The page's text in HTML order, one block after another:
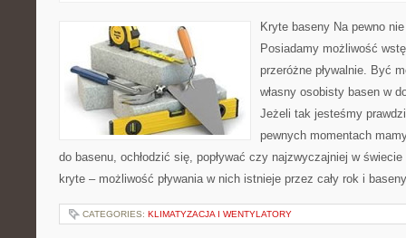
Kryte baseny Na pewno
Posiadamy możliwość
przeróżne pływalnie. Być
własny osobisty basen w
Jeżeli tak jesteśmy
pewnych momentach
do basenu, ochłodzić się, popływać czy najzwyczajniej w
kryte – możliwość pływania w nich istnieje przez cały rok i
CATEGORIES: KLIMATYZACJA I WENTYLATORY